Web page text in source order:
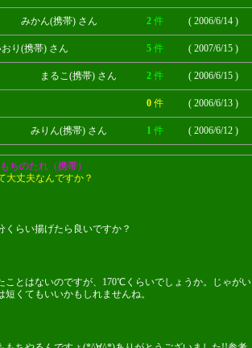
(携帯) さん 2 件 ( 2006/6/14 )
帯) さん 5 件 ( 2007/6/15 )
こ(携帯) さん 2 件 ( 2006/6/15 )
0 件 ( 2006/6/13 )
(携帯) さん 1 件 ( 2006/6/12 )
のたれ（携帯）
大丈夫なんですか？
らい揚げたら良いですか？
ことはないのですが、170℃くらいでしょうか。じゃがい
くてもいいかもしれませんね。